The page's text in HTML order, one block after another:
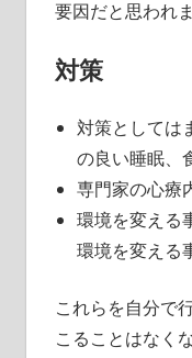
要因だと思われま
対策
対策としては
の良い睡眠、
専門家の心療
環境を変える
環境を変える
これらを自分で
こることはなく